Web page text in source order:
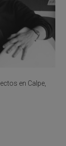
en Calpe,